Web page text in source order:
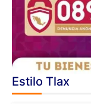
Estilo Tlax